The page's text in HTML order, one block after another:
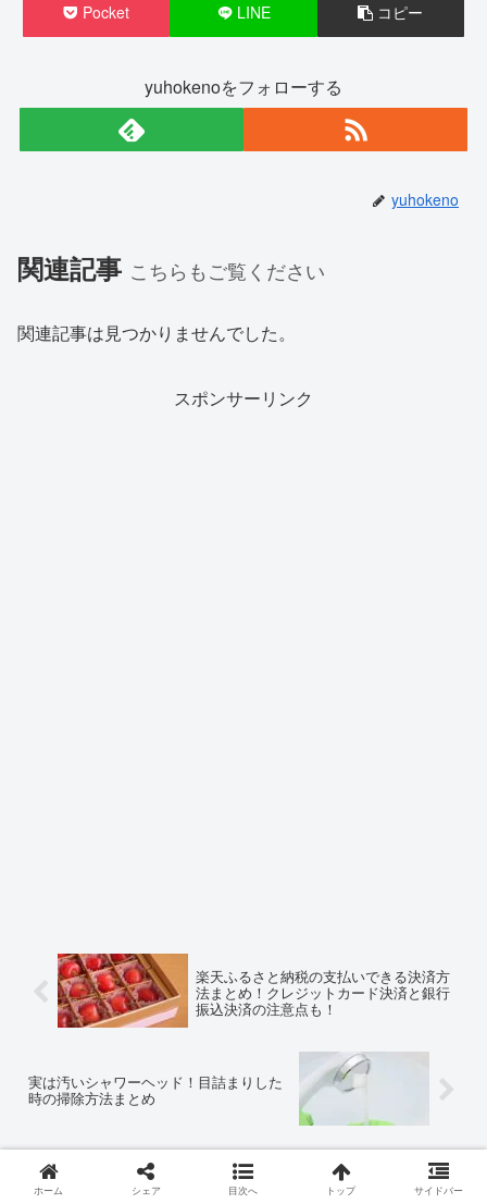
Pocket LINE コピー
yuhokenoをフォローする
yuhokeno
関連記事 こちらもご覧ください
関連記事は見つかりませんでした。
スポンサーリンク
楽天ふるさと納税の支払いできる決済方
法まとめ！クレジットカード決済と銀行
振込決済の注意点も！
実は汚いシャワーヘッド！目詰まりした
時の掃除方法まとめ
コメント
ホーム シェア 目次へ トップ サイドバー